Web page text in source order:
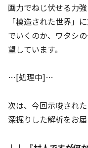
画力でねじ伏せる力
「模造された世界」
でいくのか、ワタシ
望しています。
…[処理中]…
次は、今回示唆され
深掘りした解析をお